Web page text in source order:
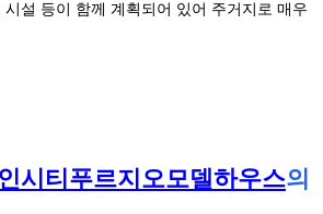
설 등이 함께 계획되어 있어 주거지로 매우
시티푸르지오모델하우스의